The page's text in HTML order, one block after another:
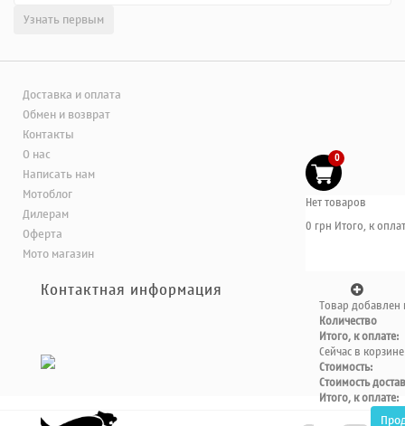
Доставка и оплата
Обмен и возврат
Контакты
О нас
Написать нам
Мотоблог
Дилерам
Оферта
Мото магазин
Контактная информация
0
Нет товаров
0 грн Итого, к
Товар добавлен
Количество
Итого, к оплате:
Сейчас в
Стоимость:
Стоимость
Итого, к оплате: